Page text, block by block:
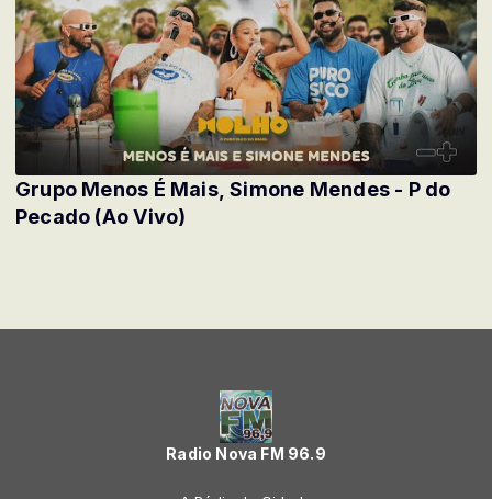
Grupo Menos É Mais, Simone Mendes - P do
Pecado (Ao Vivo)
Radio Nova FM 96.9